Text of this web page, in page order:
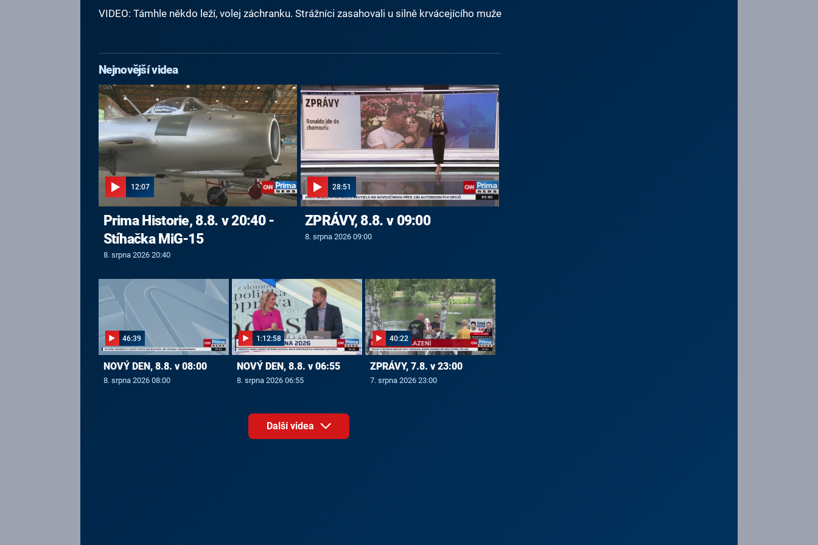
VIDEO: Támhle někdo leží, volej záchranku. Strážníci zasahovali u silně krvácejícího muže
Nejnovější videa
12:07
Prima Historie, 8.8. v 20:40 -
Stíhačka MiG-15
8. srpna 2026 20:40
28:51
ZPRÁVY, 8.8. v 09:00
8. srpna 2026 09:00
46:39
NOVÝ DEN, 8.8. v 08:00
8. srpna 2026 08:00
1:12:58
NOVÝ DEN, 8.8. v 06:55
8. srpna 2026 06:55
40:22
ZPRÁVY, 7.8. v 23:00
7. srpna 2026 23:00
Další videa